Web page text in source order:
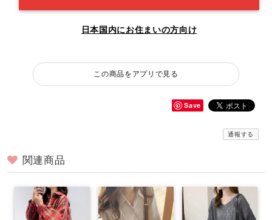
日本国内にお住まいの方向け
この商品をアプリで見る
Save
通報する
関連商品